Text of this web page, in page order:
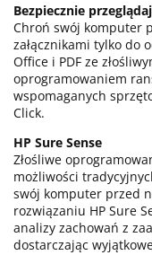
Bezpiecznie
Chroń swój komputer
załącznikami tylko do
Office i PDF ze
oprogramowaniem
wspomaganych
Click.
HP Sure Sense
Złośliwe
możliwości
swój komputer przed
rozwiązaniu HP Sure
analizy zachowań z
dostarczając